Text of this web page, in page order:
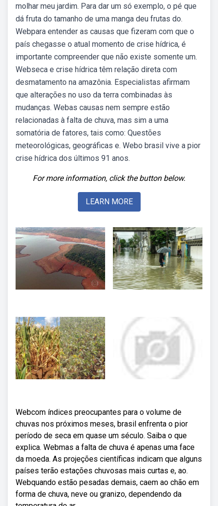
molhar meu jardim. Para dar um só exemplo, o pé que
dá fruta do tamanho de uma manga deu frutas do.
Webpara entender as causas que fizeram com que o
país chegasse o atual momento de crise hídrica, é
importante compreender que não existe somente um.
Webseca e crise hídrica têm relação direta com
desmatamento na amazônia. Especialistas afirmam
que alterações no uso da terra combinadas às
mudanças. Webas causas nem sempre estão
relacionadas à falta de chuva, mas sim a uma
somatória de fatores, tais como: Questões
meteorológicas, geográficas e. Webo brasil vive a pior
crise hídrica dos últimos 91 anos.
For more information, click the button below.
LEARN MORE
Webcom índices preocupantes para o volume de
chuvas nos próximos meses, brasil enfrenta o pior
período de seca em quase um século. Saiba o que
explica. Webmas a falta de chuva é apenas uma face
da moeda. As projeções científicas indicam que alguns
países terão estações chuvosas mais curtas e, ao.
Webquando estão pesadas demais, caem ao chão em
forma de chuva, neve ou granizo, dependendo da